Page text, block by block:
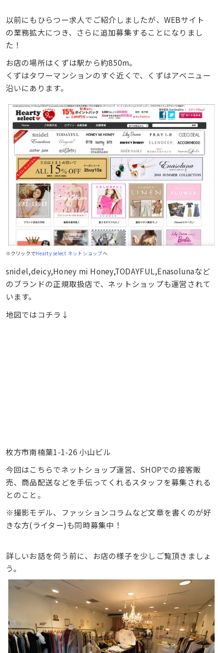
以前にもひらつー求人でご紹介しましたが、WEBサイト
の業務拡大につき、さらに追加募集することになりまし
た！
お店の場所はくずは駅から約850m。
くずはタワーマンションのすぐ近くで、くずはアベニュー
沿いにあります。
※クリックでHearty select ネットショップへ
snidel,deicy,Honey mi Honey,TODAYFUL,Enasolunaなど
のブランドの正規取扱店で、ネットショップも運営されて
います。
地図ではコチラ↓
枚方市南楠葉1-1-26 小山ビル
今回はこちらでネットショップ運営、SHOPでの接客販
売、商品配送などを手伝ってくれるスタッフを募集される
とのこと。
※撮影モデル、ファッションコラムなど文章を書くのが好
きな方(ライター)も同時募集中！
詳しいお話を伺う前に、お店の様子を少しご覧頂きましょ
う。